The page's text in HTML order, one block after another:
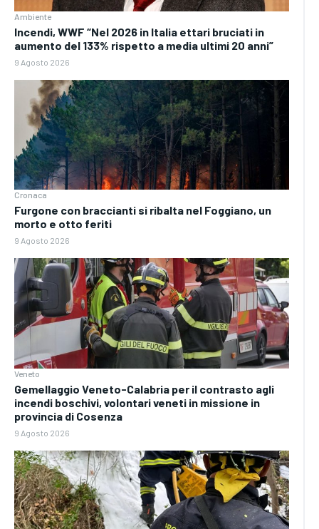
Ambiente
Incendi, WWF “Nel 2026 in Italia ettari bruciati in
aumento del 133% rispetto a media ultimi 20 anni”
9 Agosto 2026
Cronaca
Furgone con braccianti si ribalta nel Foggiano, un
morto e otto feriti
9 Agosto 2026
Veneto
Gemellaggio Veneto-Calabria per il contrasto agli
incendi boschivi, volontari veneti in missione in
provincia di Cosenza
9 Agosto 2026